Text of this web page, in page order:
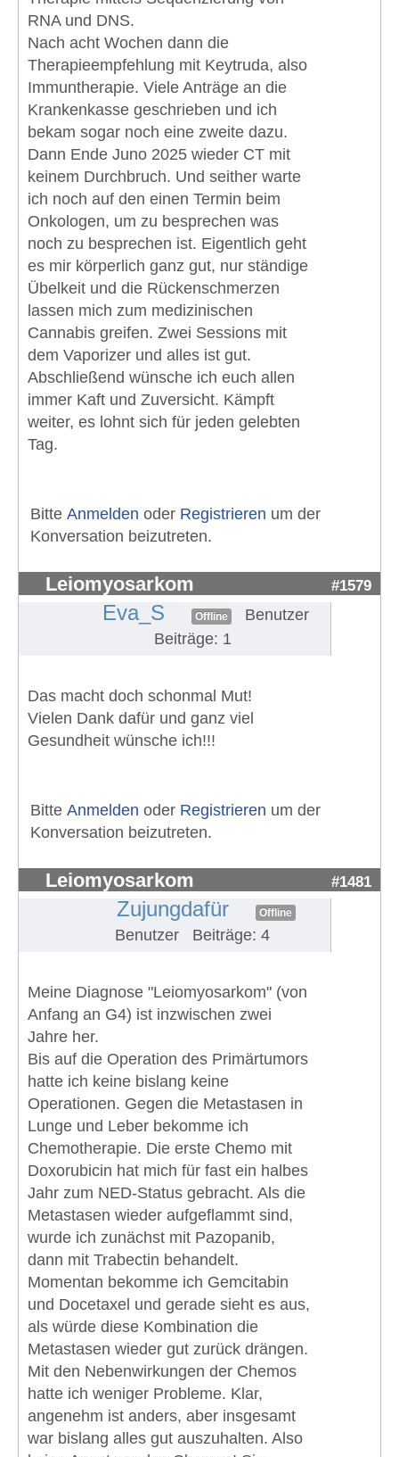
RNA und DNS.
Nach acht Wochen dann die
Therapieempfehlung mit Keytruda, also
Immuntherapie. Viele Anträge an die
Krankenkasse geschrieben und ich
bekam sogar noch eine zweite dazu.
Dann Ende Juno 2025 wieder CT mit
keinem Durchbruch. Und seither warte
ich noch auf den einen Termin beim
Onkologen, um zu besprechen was
noch zu besprechen ist. Eigentlich geht
es mir körperlich ganz gut, nur ständige
Übelkeit und die Rückenschmerzen
lassen mich zum medizinischen
Cannabis greifen. Zwei Sessions mit
dem Vaporizer und alles ist gut.
Abschließend wünsche ich euch allen
immer Kaft und Zuversicht. Kämpft
weiter, es lohnt sich für jeden gelebten
Tag.
Bitte Anmelden oder Registrieren um der
Konversation beizutreten.
Leiomyosarkom #1579
Eva_S Offline
Benutzer
Beiträge: 1
Das macht doch schonmal Mut!
Vielen Dank dafür und ganz viel
Gesundheit wünsche ich!!!
Bitte Anmelden oder Registrieren um der
Konversation beizutreten.
Leiomyosarkom #1481
Zujungdafür Offline
Benutzer Beiträge: 4
Meine Diagnose "Leiomyosarkom" (von
Anfang an G4) ist inzwischen zwei
Jahre her.
Bis auf die Operation des Primärtumors
hatte ich keine bislang keine
Operationen. Gegen die Metastasen in
Lunge und Leber bekomme ich
Chemotherapie. Die erste Chemo mit
Doxorubicin hat mich für fast ein halbes
Jahr zum NED-Status gebracht. Als die
Metastasen wieder aufgeflammt sind,
wurde ich zunächst mit Pazopanib,
dann mit Trabectin behandelt.
Momentan bekomme ich Gemcitabin
und Docetaxel und gerade sieht es aus,
als würde diese Kombination die
Metastasen wieder gut zurück drängen.
Mit den Nebenwirkungen der Chemos
hatte ich weniger Probleme. Klar,
angenehm ist anders, aber insgesamt
war bislang alles gut auszuhalten. Also